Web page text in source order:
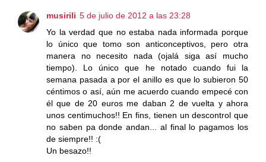
musirili 5 de julio de 2012 a las 23:28
Yo la verdad que no estaba nada informada porque
lo único que tomo son anticonceptivos, pero otra
manera no necesito nada (ojalá siga así mucho
tiempo). Lo único que he notado cuando fui la
semana pasada a por el anillo es que lo subieron 50
céntimos o así, aún me acuerdo cuando empecé con
él que de 20 euros me daban 2 de vuelta y ahora
unos centimuchos!! En fins, tienen un descontrol que
no saben pa donde andan... al final lo pagamos los
de siempre!! :(
Un besazo!!